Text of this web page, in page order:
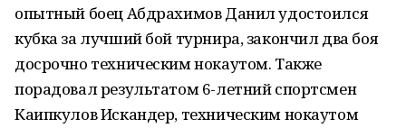
опытный боец Абдрахимов Данил удостоился
кубка за лучший бой турнира, закончил два боя
досрочно техническим нокаутом. Также
порадовал результатом 6-летний спортсмен
Каипкулов Искандер, техническим нокаутом